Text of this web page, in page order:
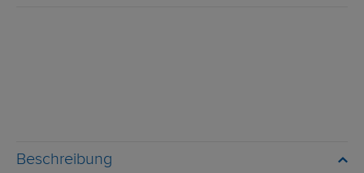
Beschreibung